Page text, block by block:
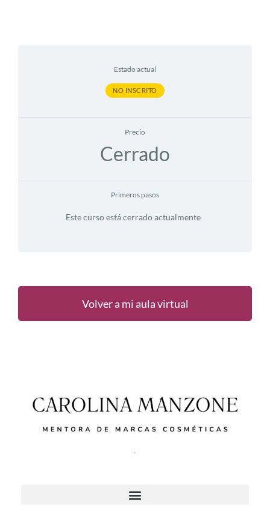
Estado actual
NO INSCRITO
Precio
Cerrado
Primeros pasos
Este curso está cerrado actualmente
Volver a mi aula virtual